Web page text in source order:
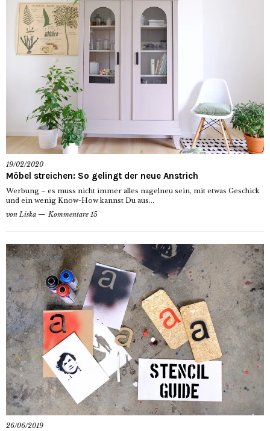
19/02/2020
Möbel streichen: So gelingt der neue Anstrich
Werbung – es muss nicht immer alles nagelneu sein, mit etwas Geschick
und ein wenig Know-How kannst Du aus...
von Liska Kommentare 15
26/06/2019